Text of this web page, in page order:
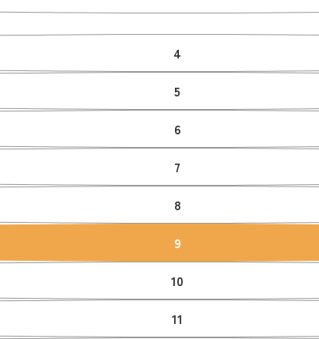
4
5
6
7
8
9
10
11